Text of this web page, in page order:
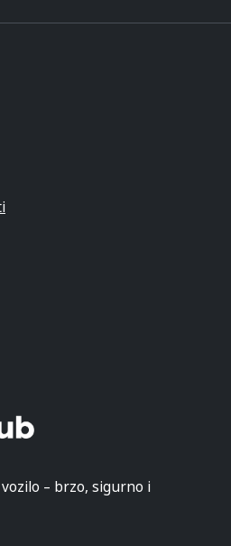
– brzo, sigurno i